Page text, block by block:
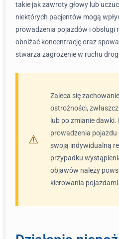
takie jak zawroty głowy lub
niektórych pacjentów mogą
prowadzenia pojazdów i obsługi
obniżać koncentrację oraz
stwarza zagrożenie w ruchu
Zaleca się
ostrożności,
lub po zmianie
prowadzenia
swoją indywidualną
przypadku
objawów należy
kierowania pojazdami.